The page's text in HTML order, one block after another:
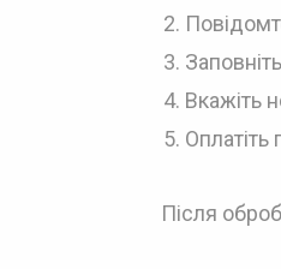
Вкажіть
Оплатіть
Після